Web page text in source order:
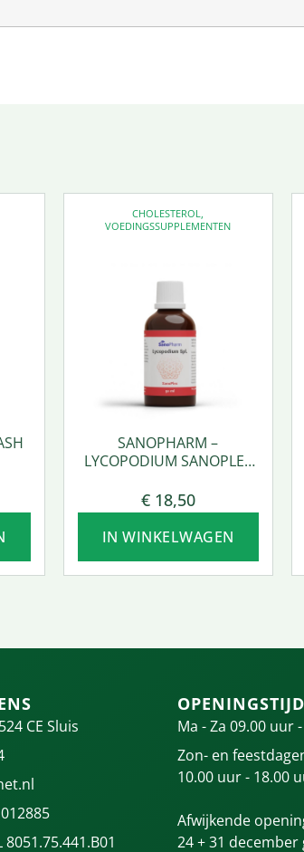
CHOLESTEROL,
VOEDINGSSUPPLEMENTEN
SANOPHARM –
LYCOPODIUM SANOPLEX
€18,50
IN WINKELWAGEN
CE Sluis
Ma - Za 09.00 uur
Zon- en
10.00 uur - 18.00
Afwijkende
24 + 31